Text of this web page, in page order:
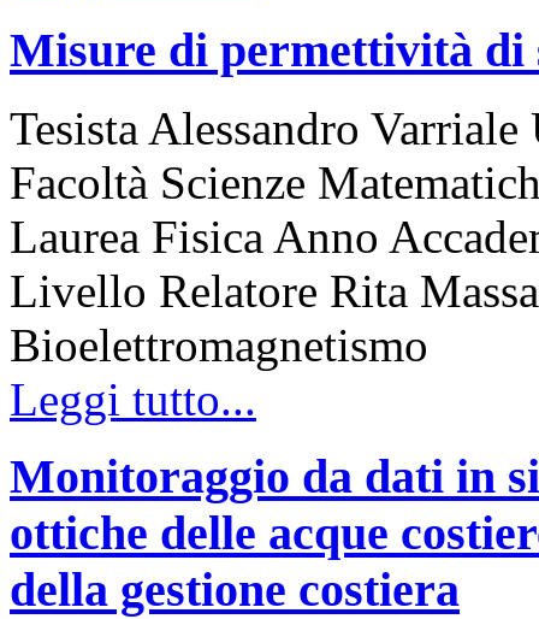
Misure di permettività di
Tesista Alessandro
Facoltà Scienze
Laurea Fisica Anno
Livello Relatore Rita
Bioelettromagnetismo
Leggi tutto...
Monitoraggio da dati in
ottiche delle acque
della gestione costiera